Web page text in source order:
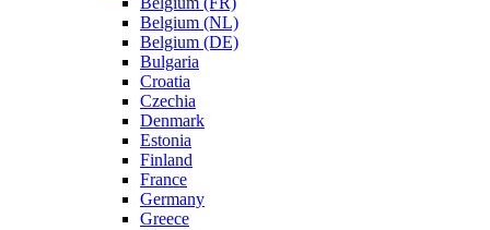
Belgium (NL)
Belgium (DE)
Bulgaria
Croatia
Czechia
Denmark
Estonia
Finland
France
Germany
Greece